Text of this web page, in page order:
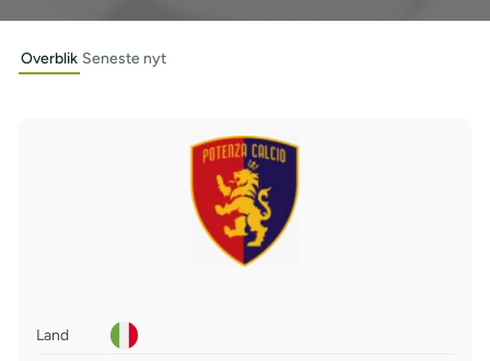
Overblik Seneste nyt
Land